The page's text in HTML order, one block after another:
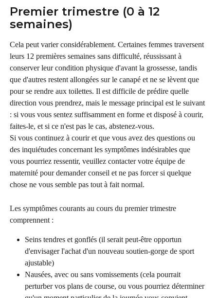
Premier trimestre (0 à 12
semaines)
Cela peut varier considérablement. Certaines femmes traversent
leurs 12 premières semaines sans difficulté, réussissant à
conserver leur condition physique d'avant la grossesse, tandis
que d'autres restent allongées sur le canapé et ne se lèvent que
pour se rendre aux toilettes. Il est difficile de prédire quelle
direction vous prendrez, mais le message principal est le suivant
: si vous vous sentez suffisamment en forme et disposé à courir,
faites-le, et si ce n'est pas le cas, abstenez-vous.
Si vous continuez à courir et que vous avez des questions ou
des inquiétudes concernant les symptômes indésirables que
vous pourriez ressentir, veuillez contacter votre équipe de
maternité pour demander conseil et ne pas forcer si quelque
chose ne vous semble pas tout à fait normal.
Les symptômes courants au cours du premier trimestre
comprennent :
Seins tendres et gonflés (il serait peut-être opportun
d'envisager l'achat d'un nouveau soutien-gorge de sport
ajustable)
Nausées, avec ou sans vomissements (cela pourrait
perturber vos plans de course, ou vous pourriez déterminer